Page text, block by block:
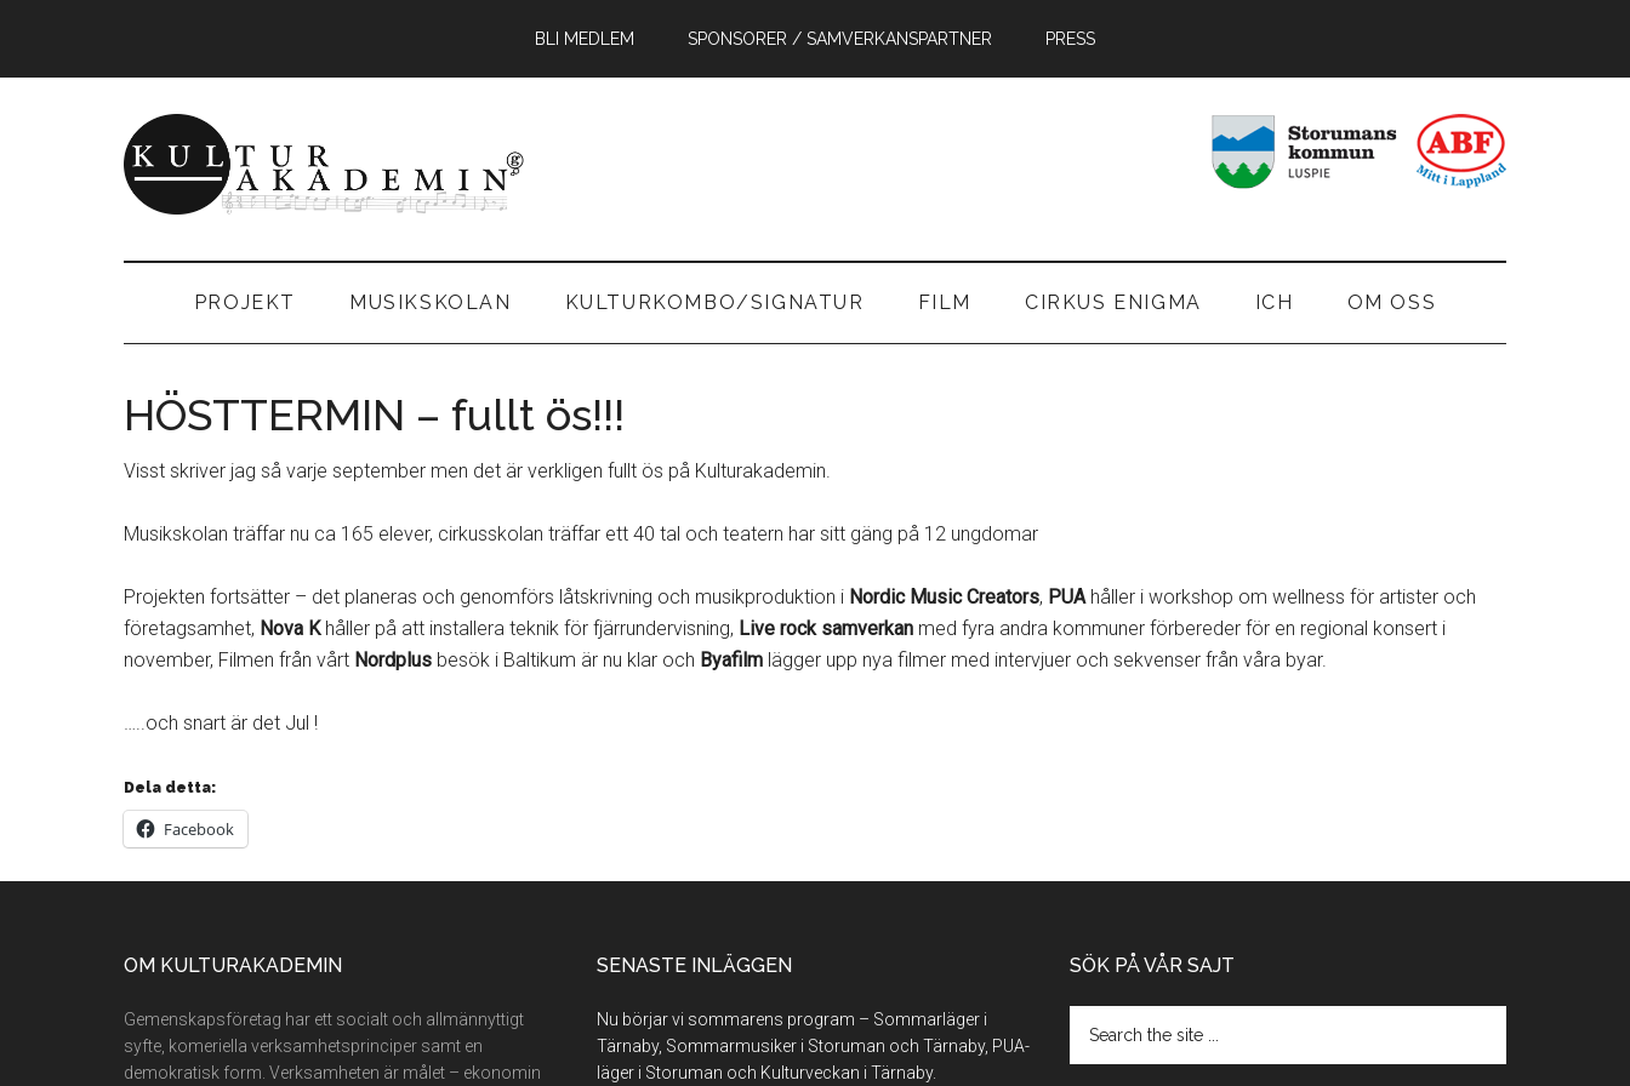
huvudinnehåll
secondary
sidfot
BLI MEDLEM SPONSORER / SAMVERKANSPARTNER PRESS
KulturAkademin
StorumansPROJEKT MUSIKSKOLAN KULTURKOMBO/SIGNATUR FILM CIRKUS ENIGMA ICH OM OSS
HÖSTTERMIN – fullt ös!!!
Visst skriver jag så varje september men det är verkligen fullt ös på Kulturakademin.
Musikskolan träffar nu ca 165 elever, cirkusskolan träffar ett 40 tal och teatern har sitt gäng på 12 ungdomar
Projekten fortsätter – det planeras och genomförs låtskrivning och musikproduktion i Nordic Music Creators, PUAhåller i workshop om wellness för artister och
företagsamhet, Nova Khåller på att installera teknik för fjärrundervisning, Live rock samverkan med fyra andra kommuner förbereder för en regional konsert i
november, Filmen från vårt Nordplus besök i Baltikum är nu klar och Byafilm lägger upp nya filmer med intervjuer och sekvenser från våra byar.
…..och snart är det Jul !
Dela detta:
Facebook
OM KULTURAKADEMIN
Gemenskapsföretag har ett socialt och allmännyttigt
syfte, komeriella verksamhetsprinciper samt en
demokratisk form. Verksamheten är målet – ekonomin
SENASTE INLÄGGEN
Nu börjar vi sommarens program – Sommarläger i
Tärnaby, Sommarmusiker i Storuman och Tärnaby, PUA-
läger i Storuman och Kulturveckan i Tärnaby.
SÖK PÅ VÅR SAJT
the